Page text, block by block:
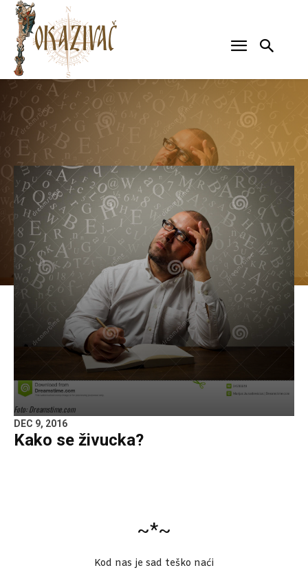
Foto: Dreamstime.com
DEC 9, 2016
Kako se živucka?
~*~
Kod nas je sad teško naći